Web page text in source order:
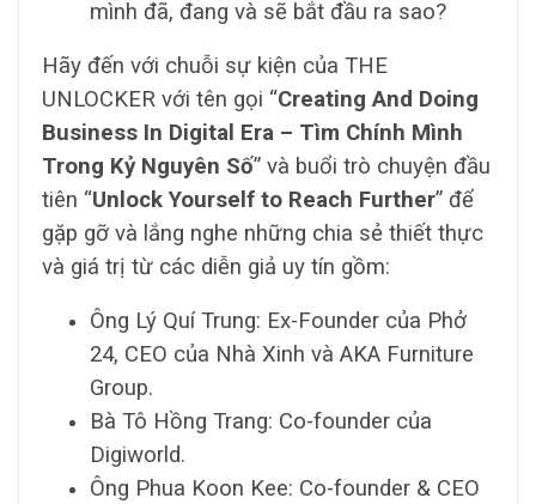
mình đã, đang và sẽ bắt đầu ra sao?
Hãy đến với chuỗi sự kiện của THE
UNLOCKER với tên gọi “Creating And Doing
Business In Digital Era – Tìm Chính Mình
Trong Kỷ Nguyên Số” và buổi trò chuyện đầu
tiên “Unlock Yourself to Reach Further” để
gặp gỡ và lắng nghe những chia sẻ thiết thực
và giá trị từ các diễn giả uy tín gồm:
Ông Lý Quí Trung: Ex-Founder của Phở
24, CEO của Nhà Xinh và AKA Furniture
Group.
Bà Tô Hồng Trang: Co-founder của
Digiworld.
Ông Phua Koon Kee: Co-founder & CEO